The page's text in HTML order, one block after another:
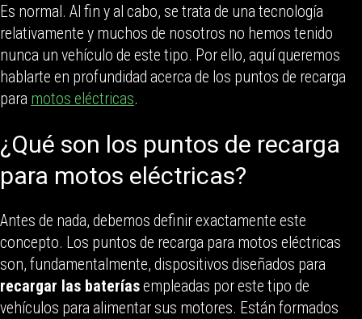
Es normal. Al fin y al cabo, se trata de una tecnología
relativamente y muchos de nosotros no hemos tenido
nunca un vehículo de este tipo. Por ello, aquí queremos
hablarte en profundidad acerca de los puntos de recarga
para motos eléctricas.
¿Qué son los puntos de recarga
para motos eléctricas?
Antes de nada, debemos definir exactamente este
concepto. Los puntos de recarga para motos eléctricas
son, fundamentalmente, dispositivos diseñados para
recargar las bateríasempleadas por este tipo de
vehículos para alimentar sus motores. Están formados